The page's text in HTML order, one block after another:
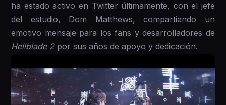
ha estado activo en Twitter últimamente, con el jefe
del estudio, Dom Matthews, compartiendo un
emotivo mensaje para los fans y desarrolladores de
Hellblade 2por sus años de apoyo y dedicación.